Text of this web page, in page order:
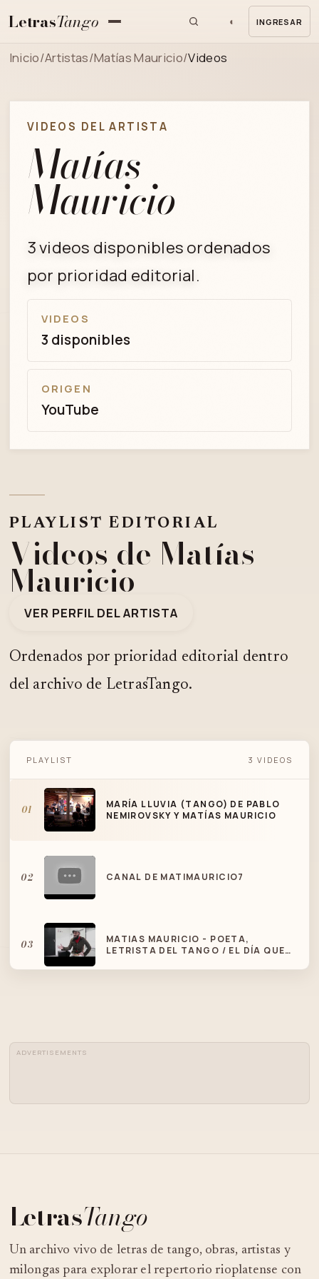
LetrasTango ◐ INGRESAR
Inicio/Artistas/Matías Mauricio/Videos
VIDEOS DEL ARTISTA
Matías
Mauricio
3 videos disponibles ordenados
por prioridad editorial.
VIDEOS
3 disponibles
ORIGEN
YouTube
PLAYLIST EDITORIAL
Videos de Matías
Mauricio
VER PERFIL DEL ARTISTA
Ordenados por prioridad editorial dentro
del archivo de LetrasTango.
NEMIROVSKY Y MATÍAS MAURICIO
PLAYLIST 3 VIDEOS
01
MARÍA LLUVIA (TANGO) DE PABLO
NEMIROVSKY Y MATÍAS MAURICIO
02 CANAL DE MATIMAURICIO7
03
MATIAS MAURICIO - POETA,
LETRISTA DEL TANGO / EL DÍA QUE
ADVERTISEMENTS
LetrasTango
Un archivo vivo de letras de tango, obras, artistas y
milongas para explorar el repertorio rioplatense con